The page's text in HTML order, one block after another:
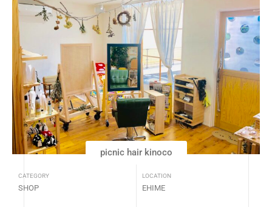
picnic hair kinoco
CATEGORY
SHOP
LOCATION
EHIME